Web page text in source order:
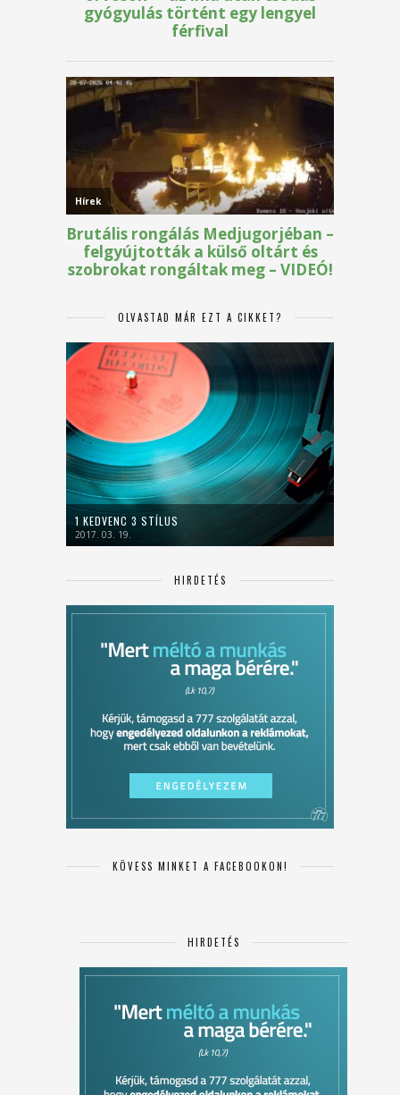
OLVASTAD MÁR EZT A CIKKET?
1 KEDVENC 3 STÍLUS
2017. 03. 19.
HIRDETÉS
KÖVESS MINKET A FACEBOOKON!
HIRDETÉS